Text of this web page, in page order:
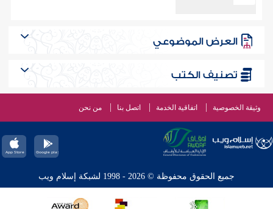
العرض الموضوعي
تصنيف الكتب
وثيقة الخصوصية اتفاقية الخدمة اتصل بنا من نحن
جميع الحقوق محفوظة © 2026 - 1998 لشبكة إسلام ويب